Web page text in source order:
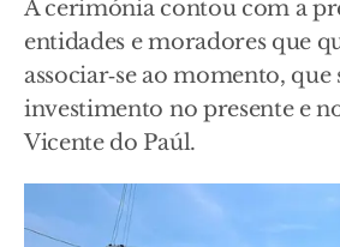
A cerimónia contou com a
entidades e moradores que
associar‑se ao momento,
investimento no presente e
Vicente do Paúl.